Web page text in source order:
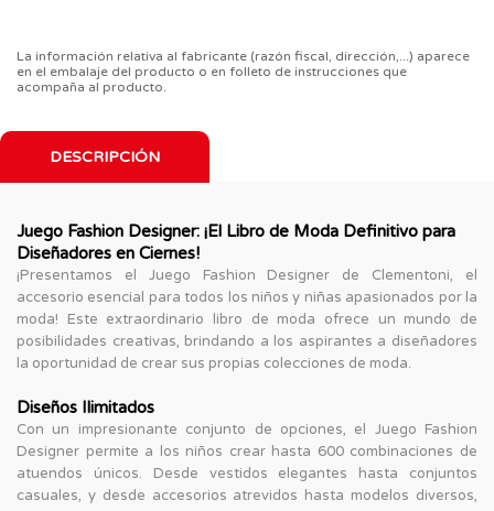
La información relativa al fabricante (razón fiscal, dirección,...) aparece
en el embalaje del producto o en folleto de instrucciones que
acompaña al producto.
DESCRIPCIÓN
Juego Fashion Designer: ¡El Libro de Moda Definitivo para
Diseñadores en Ciernes!
¡Presentamos el Juego Fashion Designer de Clementoni, el
accesorio esencial para todos los niños y niñas apasionados por la
moda! Este extraordinario libro de moda ofrece un mundo de
posibilidades creativas, brindando a los aspirantes a diseñadores
la oportunidad de crear sus propias colecciones de moda.
Diseños Ilimitados
Con un impresionante conjunto de opciones, el Juego Fashion
Designer permite a los niños crear hasta 600 combinaciones de
atuendos únicos. Desde vestidos elegantes hasta conjuntos
casuales, y desde accesorios atrevidos hasta modelos diversos,